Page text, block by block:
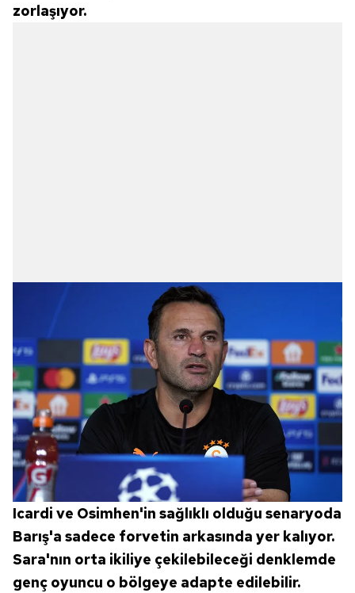
zorlaşıyor.
Icardi ve Osimhen'in sağlıklı olduğu senaryoda
Barış'a sadece forvetin arkasında yer kalıyor.
Sara'nın orta ikiliye çekilebileceği denklemde
genç oyuncu o bölgeye adapte edilebilir.